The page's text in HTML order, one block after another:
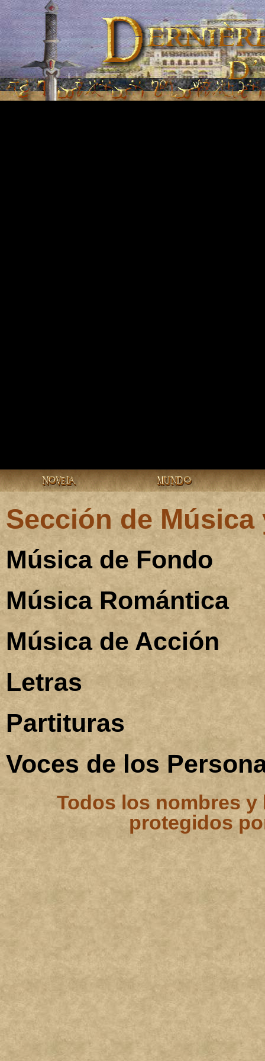
NOVELA MUNDO
Sección de Música
Música de Fondo
Música Romántica
Música de Acción
Letras
Partituras
Voces de los
Todos los nombres
protegidos